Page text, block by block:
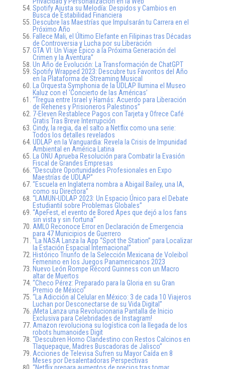
Spotify Ajusta su Melodía: Despidos y Cambios en
Busca de Estabilidad Financiera
Descubre las Maestrías que Impulsarán tu Carrera en el
Próximo Año
Fallece Mali, el Último Elefante en Filipinas tras Décadas
de Controversia y Lucha por su Liberación
GTA VI: Un Viaje Épico a la Próxima Generación del
Crimen y la Aventura”
Un Año de Evolución: La Transformación de ChatGPT
Spotify Wrapped 2023: Descubre tus Favoritos del Año
en la Plataforma de Streaming Musical
La Orquesta Symphonia de la UDLAP Ilumina el Museo
Kaluz con el ‘Concierto de las Américas’
“Tregua entre Israel y Hamás: Acuerdo para Liberación
de Rehenes y Prisioneros Palestinos”
7-Eleven Restablece Pagos con Tarjeta y Ofrece Café
Gratis Tras Breve Interrupción
Cindy, la regia, da el salto a Netflix como una serie:
Todos los detalles revelados
UDLAP en la Vanguardia: Revela la Crisis de Impunidad
Ambiental en América Latina
La ONU Aprueba Resolución para Combatir la Evasión
Fiscal de Grandes Empresas
“Descubre Oportunidades Profesionales en Expo
Maestrías de UDLAP”
“Escuela en Inglaterra nombra a Abigail Bailey, una IA,
como su Directora”
“LAMUN-UDLAP 2023: Un Espacio Único para el Debate
Estudiantil sobre Problemas Globales”
“ApeFest, el evento de Bored Apes que dejó a los fans
sin vista y sin fortuna”
AMLO Reconoce Error en Declaración de Emergencia
para 47 Municipios de Guerrero
“La NASA Lanza la App “Spot the Station” para Localizar
la Estación Espacial Internacional”
Histórico Triunfo de la Selección Mexicana de Voleibol
Femenino en los Juegos Panamericanos 2023
Nuevo León Rompe Récord Guinness con un Macro
altar de Muertos
“Checo Pérez: Preparado para la Gloria en su Gran
Premio de México”
“La Adicción al Celular en México: 3 de cada 10 Viajeros
Luchan por Desconectarse de su Vida Digital”
¡Meta Lanza una Revolucionaria Pantalla de Inicio
Exclusiva para Celebridades de Instagram!
Amazon revoluciona su logística con la llegada de los
robots humanoides Digit
“Descubren Horno Clandestino con Restos Calcinos en
Tlaquepaque, Madres Buscadoras de Jalisco”
Acciones de Televisa Sufren su Mayor Caída en 8
Meses por Desalentadoras Perspectivas